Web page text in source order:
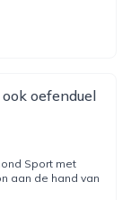
oefenduel
Sport met
aan de hand van